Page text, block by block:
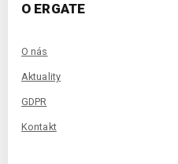
O ERGATE
O nás
Aktuality
GDPR
Kontakt